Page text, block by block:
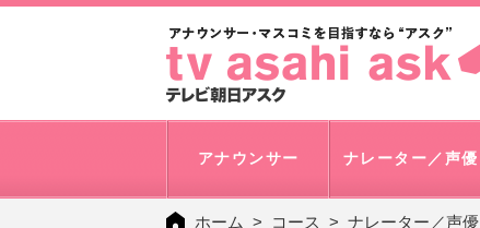
アナウンサー ナレーター／声優
ホーム コース ナレーター／声優